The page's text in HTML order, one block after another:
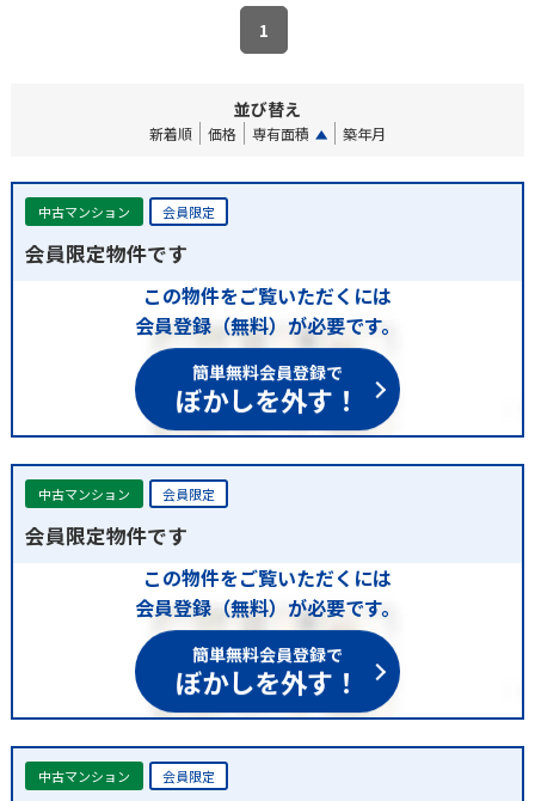
1
並び替え
新着順 価格 専有面積 築年月
中古マンション 会員限定
会員限定物件です
この物件をご覧いただくには
会員登録（無料）が必要です。
簡単無料会員登録で
ぼかしを外す！
中古マンション 会員限定
会員限定物件です
この物件をご覧いただくには
会員登録（無料）が必要です。
簡単無料会員登録で
ぼかしを外す！
中古マンション 会員限定